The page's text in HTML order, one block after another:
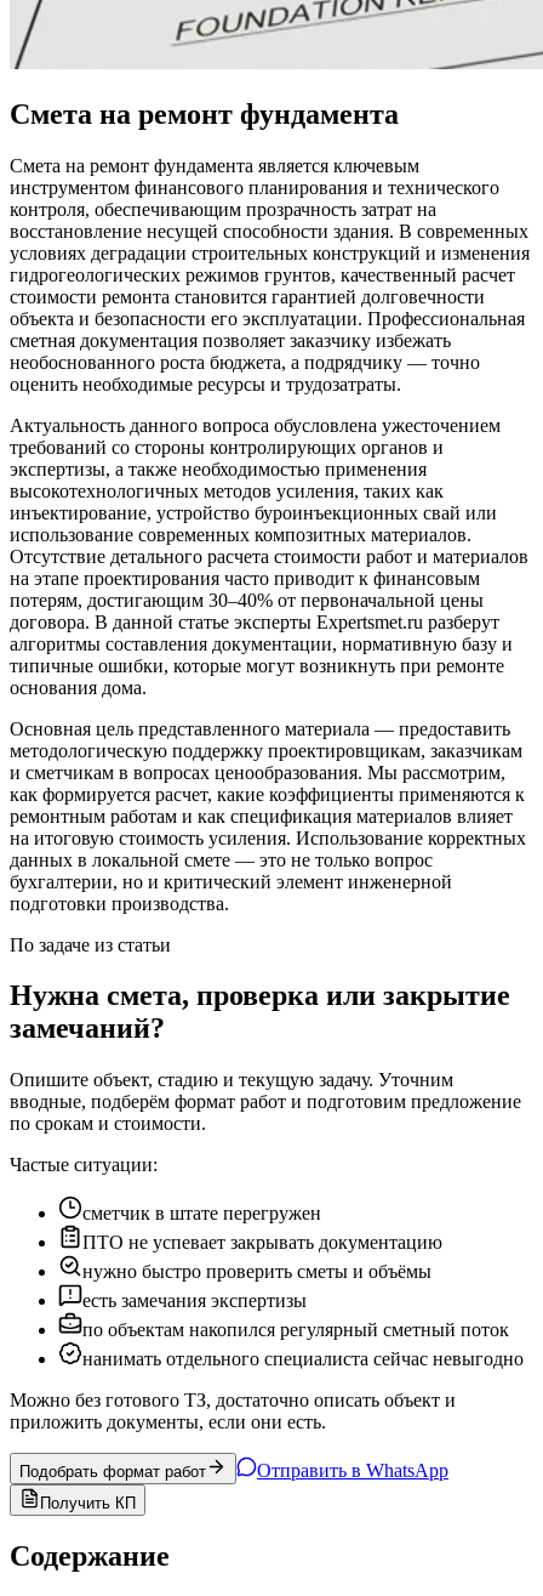
Смета на ремонт фундамента
Смета на ремонт фундамента является ключевым
инструментом финансового планирования и технического
контроля, обеспечивающим прозрачность затрат на
восстановление несущей способности здания. В современных
условиях деградации строительных конструкций и изменения
гидрогеологических режимов грунтов, качественный расчет
стоимости ремонта становится гарантией долговечности
объекта и безопасности его эксплуатации. Профессиональная
сметная документация позволяет заказчику избежать
необоснованного роста бюджета, а подрядчику — точно
оценить необходимые ресурсы и трудозатраты.
Актуальность данного вопроса обусловлена ужесточением
требований со стороны контролирующих органов и
экспертизы, а также необходимостью применения
высокотехнологичных методов усиления, таких как
инъектирование, устройство буроинъекционных свай или
использование современных композитных материалов.
Отсутствие детального расчета стоимости работ и материалов
на этапе проектирования часто приводит к финансовым
потерям, достигающим 30–40% от первоначальной цены
договора. В данной статье эксперты Expertsmet.ru разберут
алгоритмы составления документации, нормативную базу и
типичные ошибки, которые могут возникнуть при ремонте
основания дома.
Основная цель представленного материала — предоставить
методологическую поддержку проектировщикам, заказчикам
и сметчикам в вопросах ценообразования. Мы рассмотрим,
как формируется расчет, какие коэффициенты применяются к
ремонтным работам и как спецификация материалов влияет
на итоговую стоимость усиления. Использование корректных
данных в локальной смете — это не только вопрос
бухгалтерии, но и критический элемент инженерной
подготовки производства.
По задаче из статьи
Нужна смета, проверка или закрытие
замечаний?
Опишите объект, стадию и текущую задачу. Уточним
вводные, подберём формат работ и подготовим предложение
по срокам и стоимости.
Частые ситуации:
сметчик в штате перегружен
ПТО не успевает закрывать документацию
нужно быстро проверить сметы и объёмы
есть замечания экспертизы
по объектам накопился регулярный сметный поток
нанимать отдельного специалиста сейчас невыгодно
Можно без готового ТЗ, достаточно описать объект и
приложить документы, если они есть.
Подобрать формат работ Отправить в WhatsApp
Получить КП
Содержание